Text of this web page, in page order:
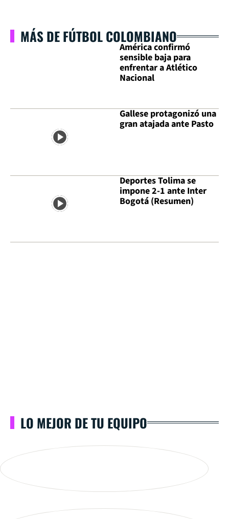
MÁS DE FÚTBOL COLOMBIANO
América confirmó
sensible baja para
enfrentar a Atlético
Nacional
Gallese protagonizó una
gran atajada ante Pasto
Deportes Tolima se
impone 2-1 ante Inter
Bogotá (Resumen)
LO MEJOR DE TU EQUIPO